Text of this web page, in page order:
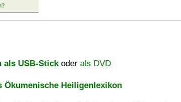
als USB-Stickoder als DVD
Heiligenlexikon